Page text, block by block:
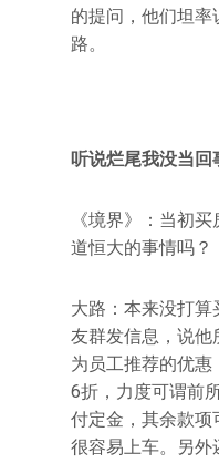
的提问，他们坦
路。
听说烂尾我没当回
《境界》：当初
道恒大的事情吗？
大路：本来没打
友群发信息，说他
为员工推荐的优
6折，力度可谓前
付定金，其余款项
很容易上车。另外